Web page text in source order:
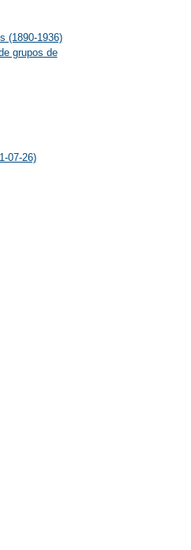
(1890-1936)
grupos de
07-26)